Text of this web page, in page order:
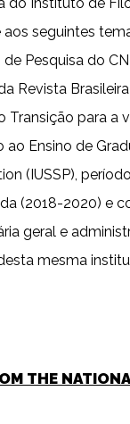
Instituto de
seguintes
Pesquisa do
para a
Ensino de
(IUSSP),
(2018-2020) e
geral e
mesma
THE